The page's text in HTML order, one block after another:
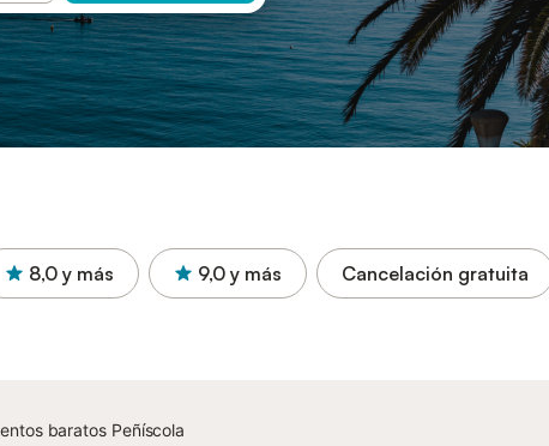
8,0 y más 9,0 y más Cancelación gratuita
baratos Peñíscola